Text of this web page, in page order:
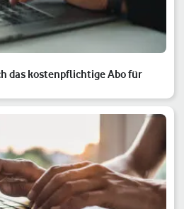
das kostenpflichtige Abo für